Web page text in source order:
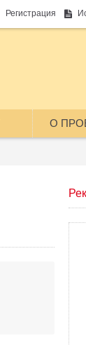
Регистрация
О